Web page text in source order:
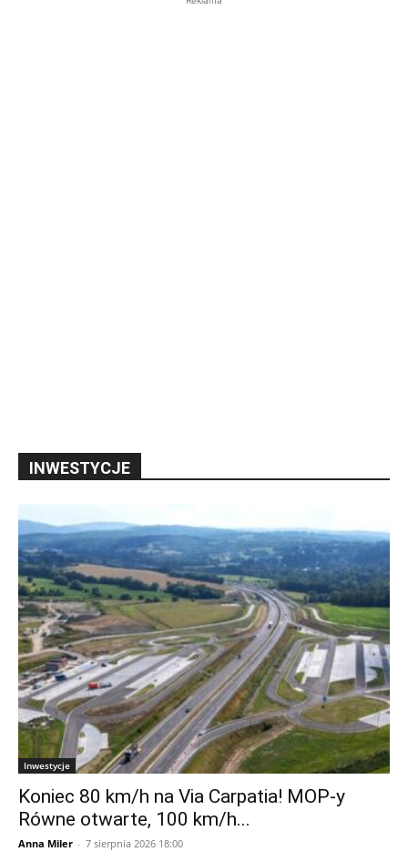
INWESTYCJE
Inwestycje
Koniec 80 km/h na Via Carpatia! MOP-y
Równe otwarte, 100 km/h...
Anna Miler - 7 sierpnia 2026 18:00